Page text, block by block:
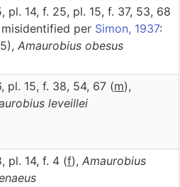
pl. 14, f. 25, pl. 15, f. 37, 53, 68
misidentified per Simon, 1937:
Amaurobius obesus
pl. 15, f. 38, 54, 67 (m),
leveillei
pl. 14, f. 4 (f), Amaurobius